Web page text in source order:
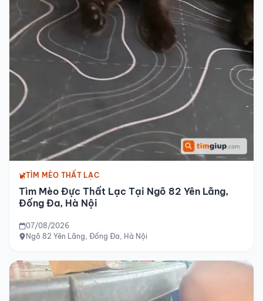
TÌM MÈO THẤT LẠC
Tìm Mèo Đực Thất Lạc Tại Ngõ 82 Yên Lãng,
Đống Đa, Hà Nội
07/08/2026
Ngõ 82 Yên Lãng, Đống Đa, Hà Nội